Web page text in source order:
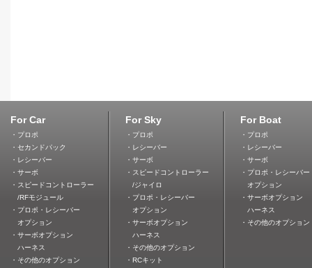
For Car
・プロポ
・セカンドパック
・レシーバー
・サーボ
・スピードコントローラー
/RFモジュール
・プロポ・レシーバー
オプション
・サーボオプション
ハーネス
・その他のオプション
For Sky
・プロポ
・レシーバー
・サーボ
・スピードコントローラー
/ジャイロ
・プロポ・レシーバー
オプション
・サーボオプション
ハーネス
・その他のオプション
・RCキット
For Boat
・プロポ
・レシーバー
・サーボ
・プロポ・レシーバー
オプション
・サーボオプション
ハーネス
・その他のオプション